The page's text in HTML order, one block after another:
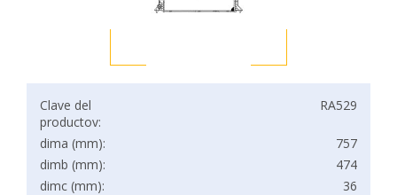
Clave del
productov:
RA529
dima (mm):
757
dimb (mm):
474
dimc (mm):
36